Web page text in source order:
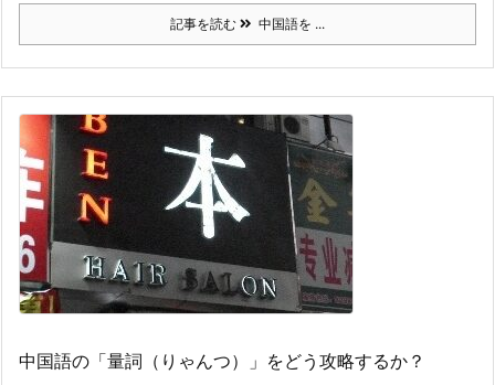
記事を読む 中国語を ...
中国語の「量詞（りゃんつ）」をどう攻略するか？